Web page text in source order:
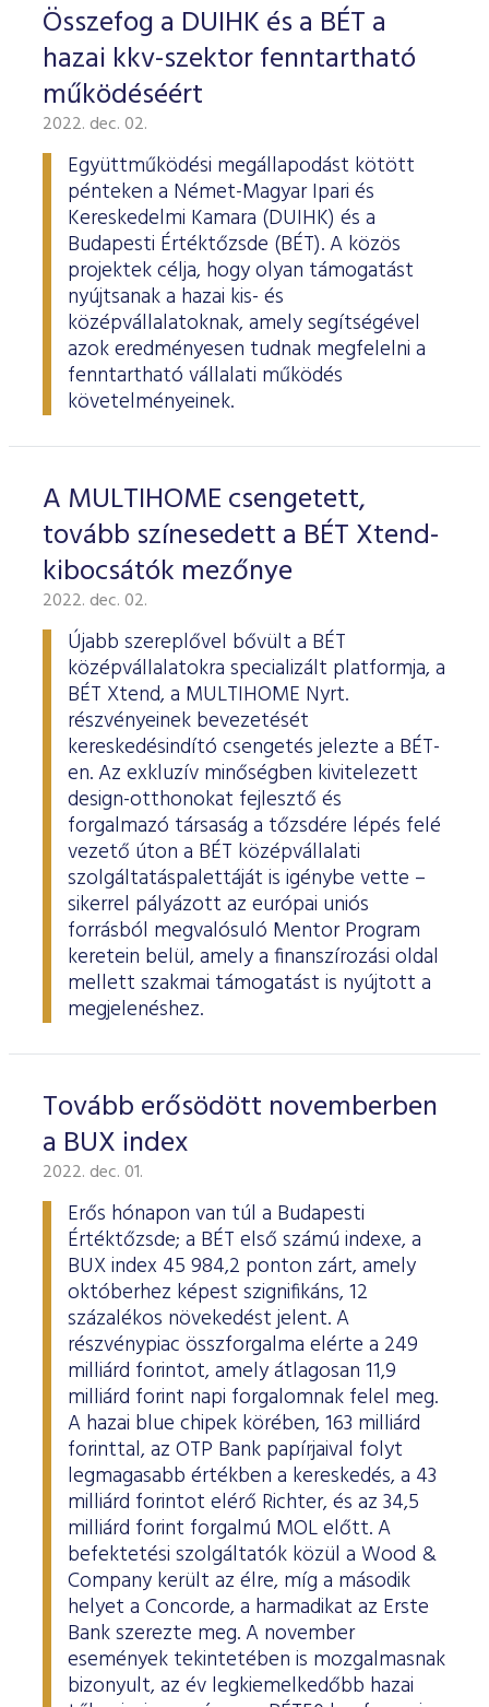
Összefog a DUIHK és a BÉT a
hazai kkv-szektor fenntartható
működéséért
2022. dec. 02.
Együttműködési megállapodást kötött
pénteken a Német-Magyar Ipari és
Kereskedelmi Kamara (DUIHK) és a
Budapesti Értéktőzsde (BÉT). A közös
projektek célja, hogy olyan támogatást
nyújtsanak a hazai kis- és
középvállalatoknak, amely segítségével
azok eredményesen tudnak megfelelni a
fenntartható vállalati működés
követelményeinek.
A MULTIHOME csengetett,
tovább színesedett a BÉT Xtend-
kibocsátók mezőnye
2022. dec. 02.
Újabb szereplővel bővült a BÉT
középvállalatokra specializált platformja, a
BÉT Xtend, a MULTIHOME Nyrt.
részvényeinek bevezetését
kereskedésindító csengetés jelezte a BÉT-
en. Az exkluzív minőségben kivitelezett
design-otthonokat fejlesztő és
forgalmazó társaság a tőzsdére lépés felé
vezető úton a BÉT középvállalati
szolgáltatáspalettáját is igénybe vette –
sikerrel pályázott az európai uniós
forrásból megvalósuló Mentor Program
keretein belül, amely a finanszírozási oldal
mellett szakmai támogatást is nyújtott a
megjelenéshez.
Tovább erősödött novemberben
a BUX index
2022. dec. 01.
Erős hónapon van túl a Budapesti
Értéktőzsde; a BÉT első számú indexe, a
BUX index 45 984,2 ponton zárt, amely
októberhez képest szignifikáns, 12
százalékos növekedést jelent. A
részvénypiac összforgalma elérte a 249
milliárd forintot, amely átlagosan 11,9
milliárd forint napi forgalomnak felel meg.
A hazai blue chipek körében, 163 milliárd
forinttal, az OTP Bank papírjaival folyt
legmagasabb értékben a kereskedés, a 43
milliárd forintot elérő Richter, és az 34,5
milliárd forint forgalmú MOL előtt. A
befektetési szolgáltatók közül a Wood &
Company került az élre, míg a második
helyet a Concorde, a harmadikat az Erste
Bank szerezte meg. A november
események tekintetében is mozgalmasnak
bizonyult, az év legkiemelkedőbb hazai